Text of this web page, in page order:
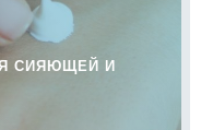
СИЯЮЩЕЙ И